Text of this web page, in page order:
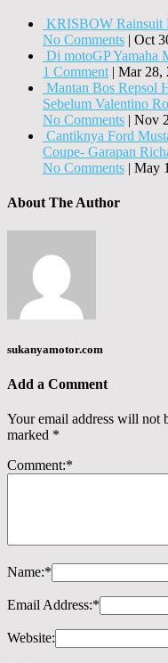
KRISBOW Rainsuit
No Comments | Oct
Di motoGP Yamaha
1 Comment | Mar 28,
Mantan Bos Repsol
Sebelum Valentino
No Comments | Nov
Cantiknya Ford
Coupe- Garapan
No Comments | May
About The Author
sukanyamotor.com
Add a Comment
Your email address will not
marked *
Comment:*
Name:*
Email Address:*
Website: